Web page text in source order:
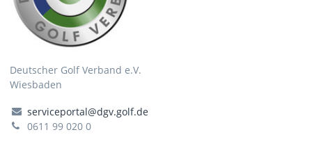
Deutscher Golf Verband e.V.
Wiesbaden
serviceportal@dgv.golf.de
0611 99 020 0